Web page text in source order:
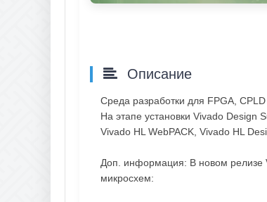
Описание
Среда разработки для FPGA,
На этапе установки Vivado Design
Vivado HL WebPACK, Vivado HL
Доп. информация: В новом релизе
микросхем: